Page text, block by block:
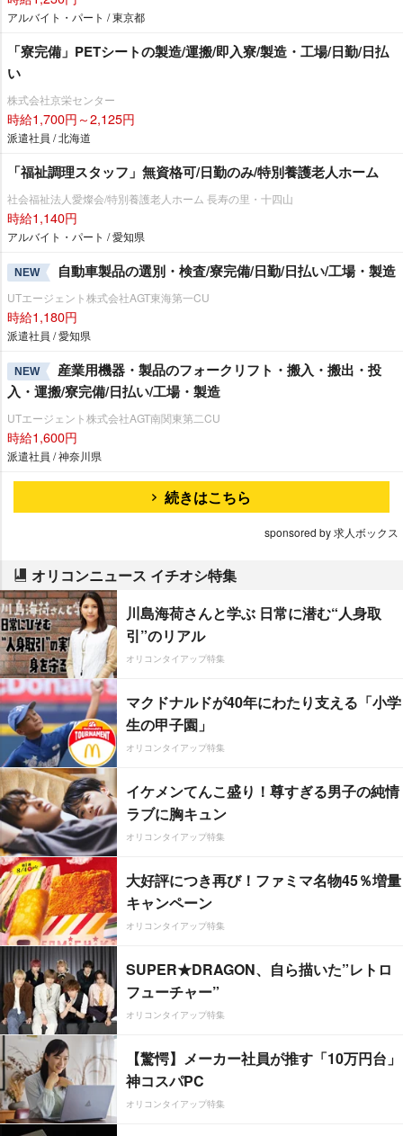
アルバイト・パート / 東京都
「寮完備」PETシートの製造/運搬/即入寮/製造・工場/日勤/日払
い
株式会社京栄センター
時給1,700円～2,125円
派遣社員 / 北海道
「福祉調理スタッフ」無資格可/日勤のみ/特別養護老人ホーム
社会福祉法人愛燦会/特別養護老人ホーム 長寿の里・十四山
時給1,140円
アルバイト・パート / 愛知県
NEW 自動車製品の選別・検査/寮完備/日勤/日払い/工場・製造
UTエージェント株式会社AGT東海第一CU
時給1,180円
派遣社員 / 愛知県
NEW
産業用機器・製品のフォークリフト・搬入・搬出・投
入・運搬/寮完備/日払い/工場・製造
UTエージェント株式会社AGT南関東第二CU
時給1,600円
派遣社員 / 神奈川県
続きはこちら
sponsored by 求人ボックス
オリコンニュース イチオシ特集
川島海荷さんと学ぶ 日常に潜む“人身取
引”のリアル
オリコンタイアップ特集
マクドナルドが40年にわたり支える「小学
生の甲子園」
オリコンタイアップ特集
イケメンてんこ盛り！尊すぎる男子の純情
ラブに胸キュン
オリコンタイアップ特集
大好評につき再び！ファミマ名物45％増量
キャンペーン
オリコンタイアップ特集
SUPER★DRAGON、自ら描いた”レトロ
フューチャー”
オリコンタイアップ特集
【驚愕】メーカー社員が推す「10万円台」
神コスパPC
オリコンタイアップ特集